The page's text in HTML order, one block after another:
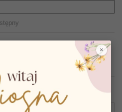
aktualny koszyk dostaniesz16
×